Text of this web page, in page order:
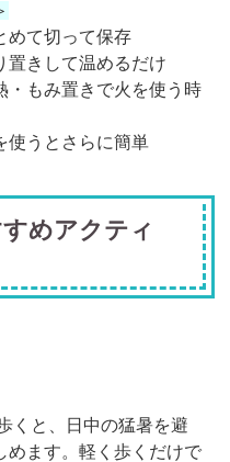
めて切って保存
置きして温めるだけ
・もみ置きで火を使う時
使うとさらに簡単
めアクティ
くと、日中の猛暑を避
めます。軽く歩くだけで